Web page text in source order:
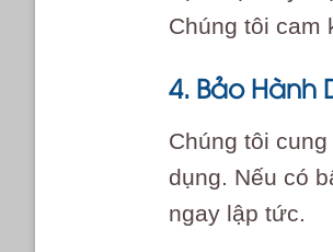
Chúng tôi cam
4. Bảo Hành
Chúng tôi cung
dụng. Nếu có
ngay lập tức.